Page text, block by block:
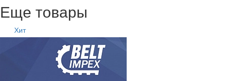
Еще товары
Хит